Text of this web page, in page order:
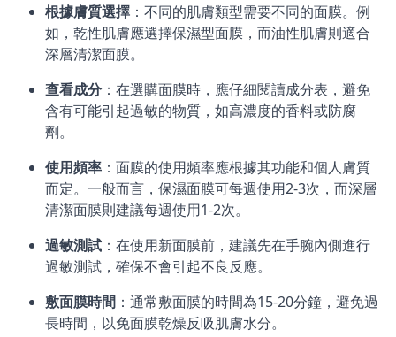
根據膚質選擇：不同的肌膚類型需要不同的面膜。例
如，乾性肌膚應選擇保濕型面膜，而油性肌膚則適合
深層清潔面膜。
查看成分：在選購面膜時，應仔細閱讀成分表，避免
含有可能引起過敏的物質，如高濃度的香料或防腐
劑。
使用頻率：面膜的使用頻率應根據其功能和個人膚質
而定。一般而言，保濕面膜可每週使用2-3次，而深層
清潔面膜則建議每週使用1-2次。
過敏測試：在使用新面膜前，建議先在手腕內側進行
過敏測試，確保不會引起不良反應。
敷面膜時間：通常敷面膜的時間為15-20分鐘，避免過
長時間，以免面膜乾燥反吸肌膚水分。